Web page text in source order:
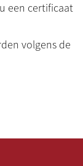
een certificaat
volgens de